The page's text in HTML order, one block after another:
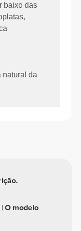
baixo das
natural da
O modelo